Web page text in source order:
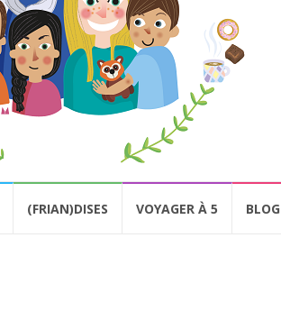
(FRIAN)DISES VOYAGER À 5